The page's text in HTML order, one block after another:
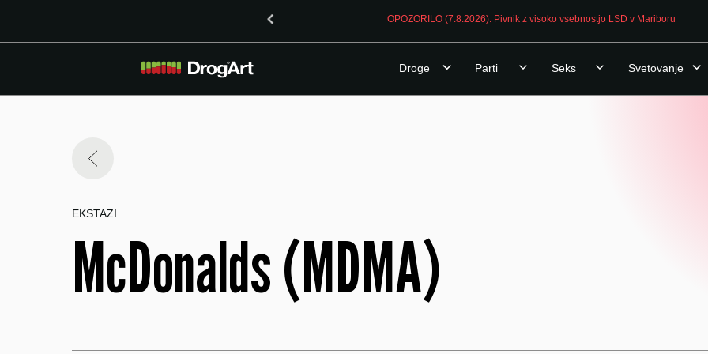
OPOZORILO (7.8.2026): Pivnik z visoko vsebnostjo LSD v Mariboru
Droge Parti Seks Svetovanje
EKSTAZI
McDonalds (MDMA)